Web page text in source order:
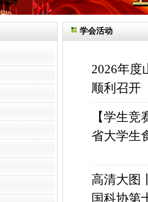
学会活动
2026年度
顺利召开
【学生
省大学生
高清大图
国科协第